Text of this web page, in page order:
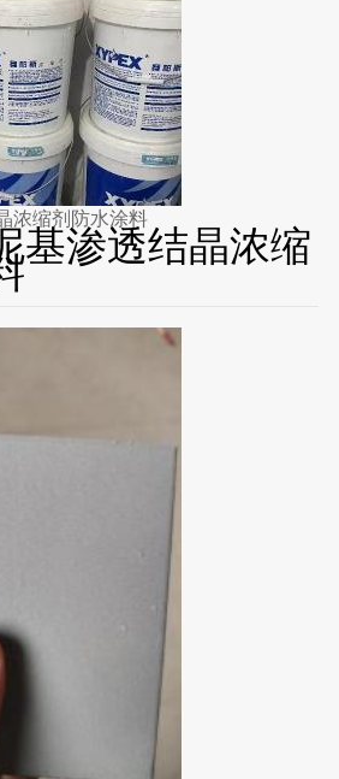
浓缩剂防水涂料
基渗透结晶浓缩